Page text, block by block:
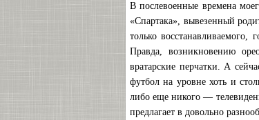
В послевоенные времена
«Спартака», вывезенный
только восстанавливаемого,
Правда, возникновению
вратарские перчатки. А
футбол на уровне хоть и
либо еще никого —
предлагает в довольно